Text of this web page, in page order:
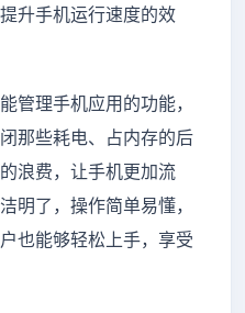
升手机运行速度的效
管理手机应用的功能，
那些耗电、占内存的后
浪费，让手机更加流
明了，操作简单易懂，
也能够轻松上手，享受